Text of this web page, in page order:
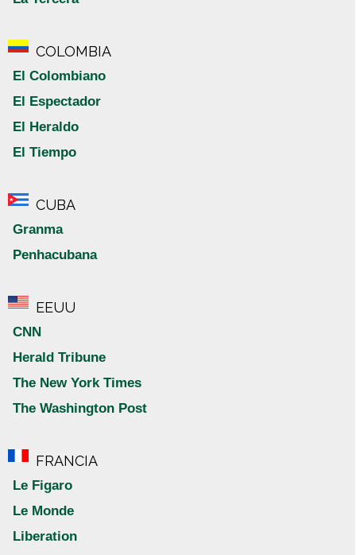
COLOMBIA
El Colombiano
El Espectador
El Heraldo
El Tiempo
CUBA
Granma
Penhacubana
EEUU
CNN
Herald Tribune
The New York Times
The Washington Post
FRANCIA
Le Figaro
Le Monde
Liberation